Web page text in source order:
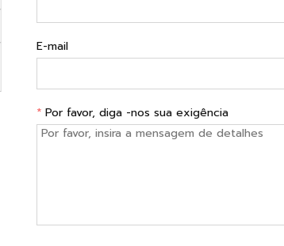
E-mail
* Por favor, diga -nos sua exigência